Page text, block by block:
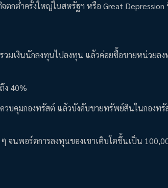
ตกต่ำครั้งใหญ่ในสหรัฐฯ หรือ Great Depression
วมเงินนักลงทุนไปลงทุน แล้วค่อยซื้อขายหน่วยล
ง 40%
วบคุมกองทรัสต์ แล้วบังคับขายทรัพย์สินในกองท
จนพอร์ตการลงทุนของเขาเติบโตขึ้นเป็น